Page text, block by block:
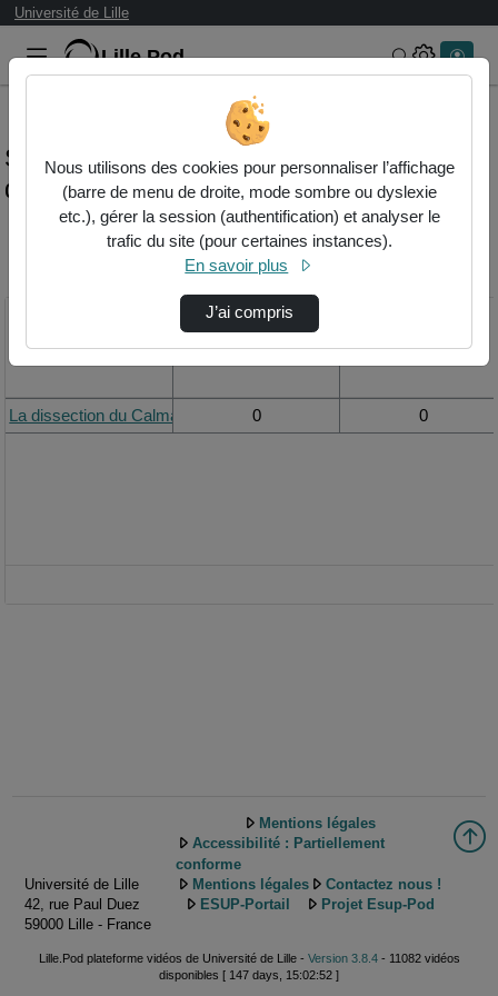
Université de Lille
Lille.Pod Rechercher
Statistiques de visualisation de la vidéo La
dissection du calmar
Modifier la période de
Vue de la journée
La dissection du Calmar 0 0
Université de Lille
42, rue Paul Duez
59000 Lille - France
Mentions légales
Accessibilité : Partiellement
conforme
Mentions légales
Contactez nous !
ESUP-Portail
Projet Esup-Pod
Lille.Pod plateforme vidéos de Université de Lille - Version 3.8.4- 11082 vidéos
disponibles [ 147 days, 15:02:52 ]
Nous utilisons des cookies pour personnaliser l’affichage
(barre de menu de droite, mode sombre ou dyslexie
etc.), gérer la session (authentification) et analyser le
trafic du site (pour certaines instances).
En savoir plus
J’ai compris